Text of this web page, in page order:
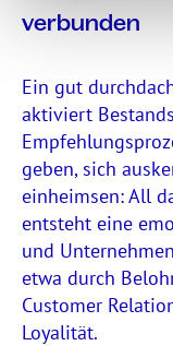
verbunden
Ein gut
aktiviert
geben, sich
einheimsen: All
entsteht eine
und
etwa durch
Customer
Loyalität.